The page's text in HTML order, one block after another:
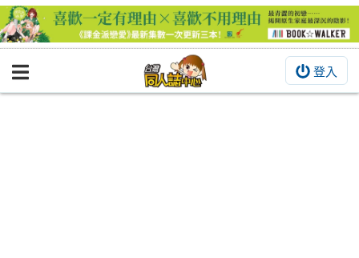
登入
BOOKY書集倉庫